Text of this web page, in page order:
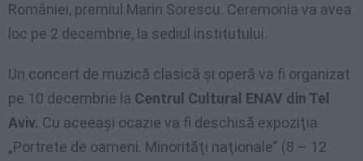
României, premiul Marin Sorescu. Ceremonia va avea
loc pe 2 decembrie, la sediul institutului.
Un concert de muzică clasică şi operă va fi organizat
pe 10 decembrie la Centrul Cultural ENAV din Tel
Aviv. Cu aceeaşi ocazie va fi deschisă expoziţia
„Portrete de oameni. Minorităţi naţionale” (8 – 12